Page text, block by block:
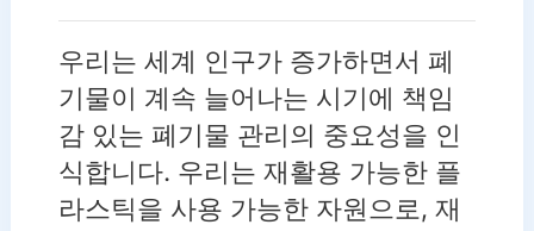
우리는 세계 인구가 증가하면서 폐
기물이 계속 늘어나는 시기에 책임
감 있는 폐기물 관리의 중요성을 인
식합니다. 우리는 재활용 가능한 플
라스틱을 사용 가능한 자원으로, 재